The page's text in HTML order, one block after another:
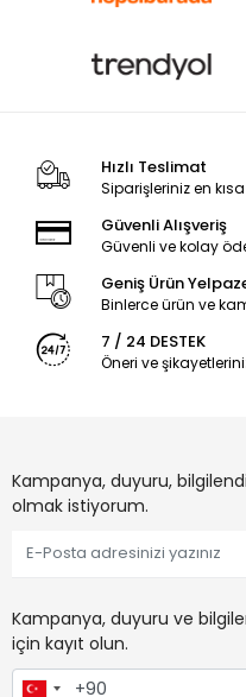
Hızlı Teslimat
Siparişleriniz en
Güvenli Alışveriş
Güvenli ve kolay
Geniş Ürün
Binlerce ürün ve
7 / 24 DESTEK
Öneri ve
Kampanya, duyuru,
olmak istiyorum.
Kampanya, duyuru ve
için kayıt olun.